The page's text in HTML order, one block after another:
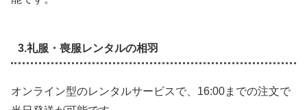
3.礼服・喪服レンタルの相羽
オンライン型のレンタルサービスで、16:00までの注文で